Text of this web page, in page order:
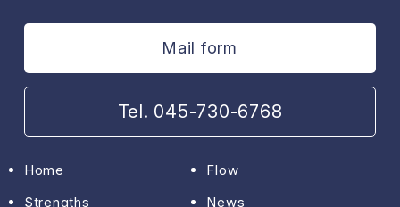
Mail form
Tel. 045-730-6768
Home
Strengths
Flow
News